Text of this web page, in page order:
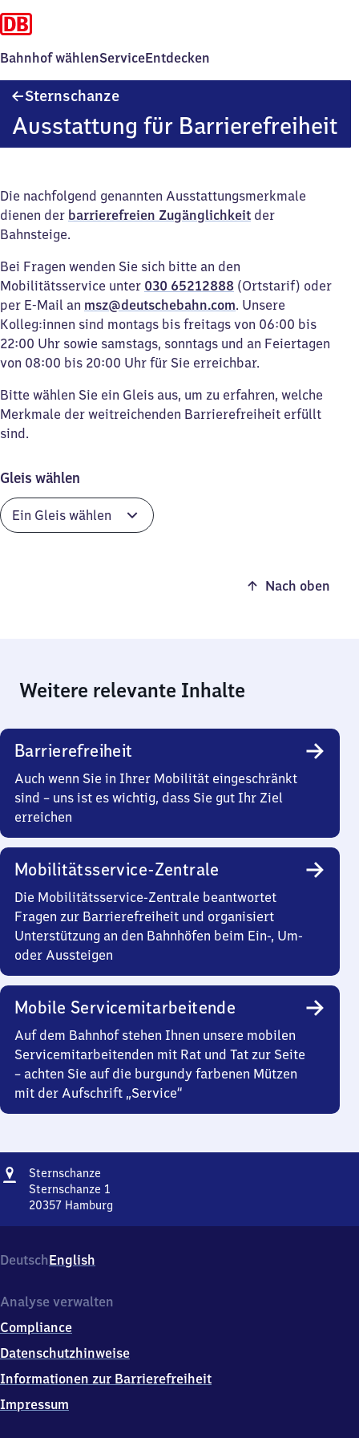
Bahnhof wählenServiceEntdecken
Sternschanze
Ausstattung für Barrierefreiheit
Die nachfolgend genannten Ausstattungsmerkmale
dienen der barrierefreien Zugänglichkeit der
Bahnsteige.
Bei Fragen wenden Sie sich bitte an den
Mobilitätsservice unter 030 65212888 (Ortstarif) oder
per E-Mail an msz@deutschebahn.com. Unsere
Kolleg:innen sind montags bis freitags von 06:00 bis
22:00 Uhr sowie samstags, sonntags und an Feiertagen
von 08:00 bis 20:00 Uhr für Sie erreichbar.
Bitte wählen Sie ein Gleis aus, um zu erfahren, welche
Merkmale der weitreichenden Barrierefreiheit erfüllt
sind.
Gleis wählen
Nach oben
Weitere relevante Inhalte
Barrierefreiheit
Auch wenn Sie in Ihrer Mobilität eingeschränkt
sind – uns ist es wichtig, dass Sie gut Ihr Ziel
erreichen
Mobilitätsservice-Zentrale
Die Mobilitätsservice-Zentrale beantwortet
Fragen zur Barrierefreiheit und organisiert
Unterstützung an den Bahnhöfen beim Ein-, Um-
oder Aussteigen
Mobile Servicemitarbeitende
Auf dem Bahnhof stehen Ihnen unsere mobilen
Servicemitarbeitenden mit Rat und Tat zur Seite
– achten Sie auf die burgundy farbenen Mützen
mit der Aufschrift „Service“
Adresse
Sternschanze
Sternschanze 1
20357 Hamburg
1,
2
3
7
Hamburg
DeutschEnglish
Analyse verwalten
Compliance
Datenschutzhinweise
Informationen zur Barrierefreiheit
Impressum